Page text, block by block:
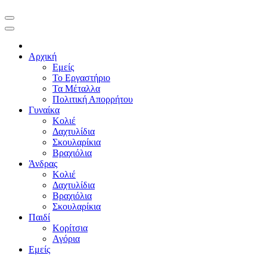
Αρχική
Εμείς
Το Εργαστήριο
Τα Μέταλλα
Πολιτική Απορρήτου
Γυναίκα
Κολιέ
Δαχτυλίδια
Σκουλαρίκια
Βραχιόλια
Άνδρας
Κολιέ
Δαχτυλίδια
Βραχιόλια
Σκουλαρίκια
Παιδί
Κορίτσια
Αγόρια
Εμείς